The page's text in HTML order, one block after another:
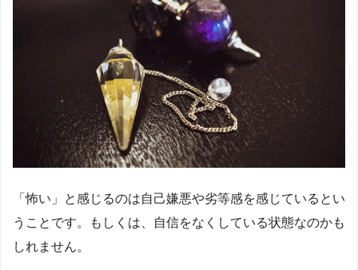
「怖い」と感じるのは自己嫌悪や劣等感を感じているとい
うことです。もしくは、自信をなくしている状態なのかも
しれません。